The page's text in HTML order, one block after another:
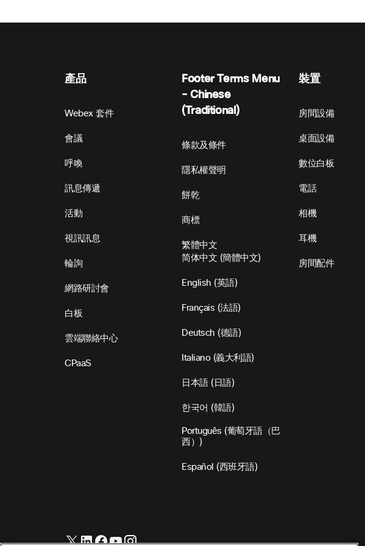
產品
Webex 套件
會議
呼喚
訊息傳遞
活動
視訊訊息
輪詢
網路研討會
白板
雲端聯絡中心
CPaaS
Footer Terms Menu
- Chinese
(Traditional)
條款及條件
隱私權聲明
餅乾
商標
繁體中文
简体中文 (簡體中文)
English (英語)
Français (法語)
Deutsch (德語)
Italiano(義大利語)
日本語( 日語)
한국어 (韓語)
Português (葡萄牙語（巴
西） )
Español (西班牙語)
裝置
房間設備
桌面設備
數位白板
電話
相機
耳機
房間配件